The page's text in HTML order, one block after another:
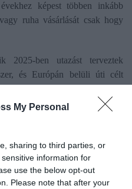
My Personal
sharing to third parties, or
information for
use the below opt-out
Please note that after your
képest többen inkább
ruha vásárlását csak hogy
ben utazást terveztek
és Európán belüli úti célt
fog utazni, de marad Európán
adataibólegyértelműen
nyílik ki a legkevésbé a világ; a
és spanyol kortársaik többet